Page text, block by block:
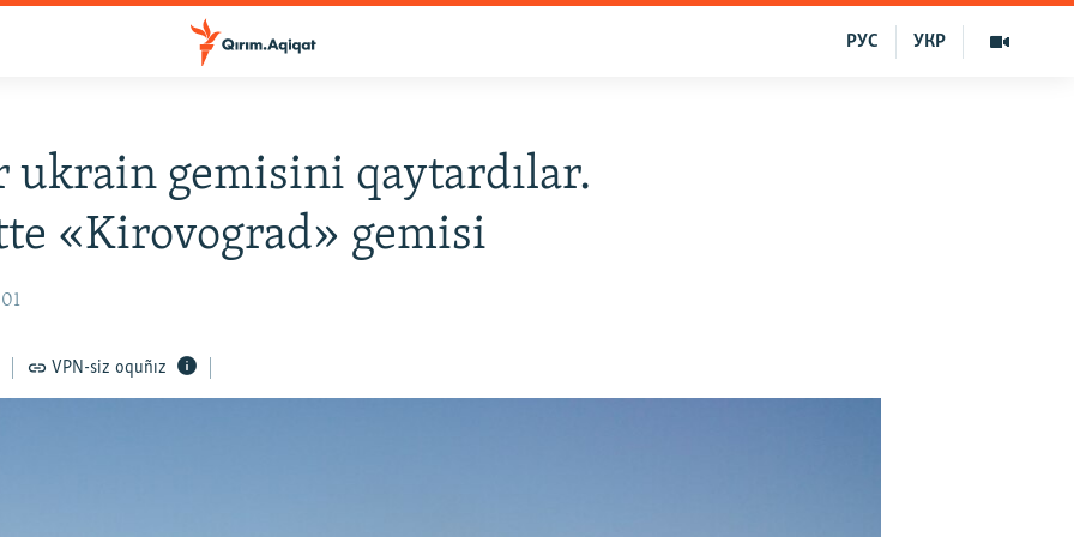
УКР
РУС
ukrain gemisini qaytardılar.
«Kirovograd» gemisi
VPN-siz oquñız